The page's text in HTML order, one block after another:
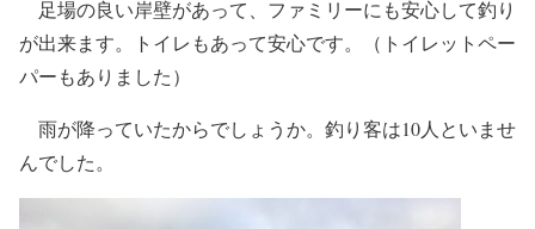
足場の良い岸壁があって、ファミリーにも安心して釣り
が出来ます。トイレもあって安心です。（トイレットペー
パーもありました）
雨が降っていたからでしょうか。釣り客は10人といませ
んでした。